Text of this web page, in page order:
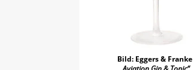
Bild: Eggers & Franke